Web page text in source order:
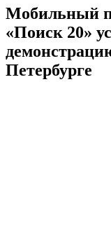
Мобильный
«Поиск 20»
Петербурге